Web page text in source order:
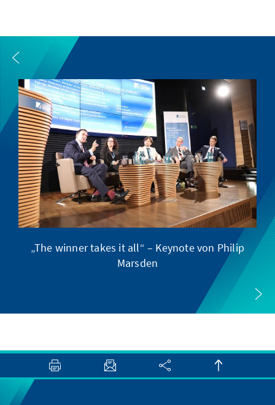
„The winner takes it all“ – Keynote von Philip
Marsden